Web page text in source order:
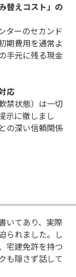
替えコスト」の
ターのセカンド
期費用を通常よ
手元に残る現金
応
禁状態）は一切
示に徹しまし
の深い信頼関係
いてあり、実際
られました。し
宅建免許を持つ
も隠さず話して